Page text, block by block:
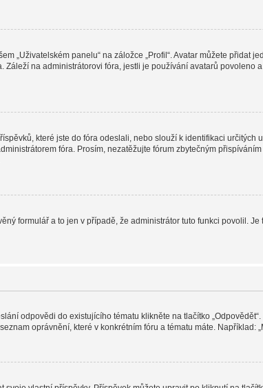
„Uživatelském panelu“ na záložce „Profil“. Avatar můžete přidat
na administrátorovi fóra, jestli je používání avatarů povoleno
které jste do fóra odeslali, nebo slouží k identifikaci
fóra. Prosím, nezatěžujte fórum zbytečným
formulář a to jen v případě, že administrátor tuto funkci povolil.
odpovědi do existujícího tématu klikněte na tlačítko
oprávnění, které v konkrétním fóru a tématu máte. Například: